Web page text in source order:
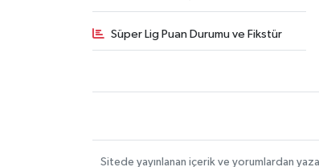
Süper Lig Puan Durumu ve Fikstür
Sitede yayınlanan içerik ve yorumlardan